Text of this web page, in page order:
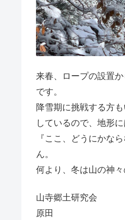
来春、ロープの設置
です。
降雪期に挑戦する方
しているので、地形
『ここ、どうにかな
ん。
何より、冬は山の神々
山寺郷土研究会
原田